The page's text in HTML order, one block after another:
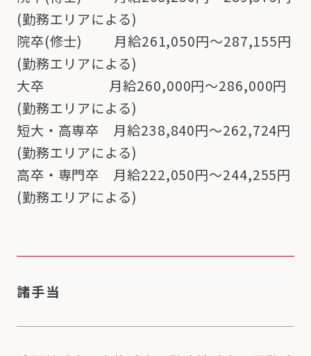
(勤務エリアによる)
院卒(修士) 月給261,050円～287,155円
(勤務エリアによる)
大卒 月給260,000円～286,000円
(勤務エリアによる)
短大・高専卒 月給238,840円～262,724円
(勤務エリアによる)
高卒・専門卒 月給222,050円～244,255円
(勤務エリアによる)
諸手当